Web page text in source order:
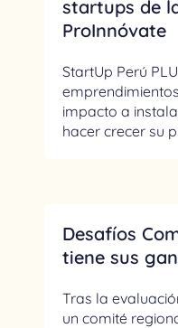
startups de
ProInnóvate
StartUp Perú
impacto a
hacer crecer su
Desafíos
tiene sus
Tras la
un comité